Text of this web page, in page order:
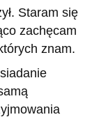
Staram się
zachęcam
znam.